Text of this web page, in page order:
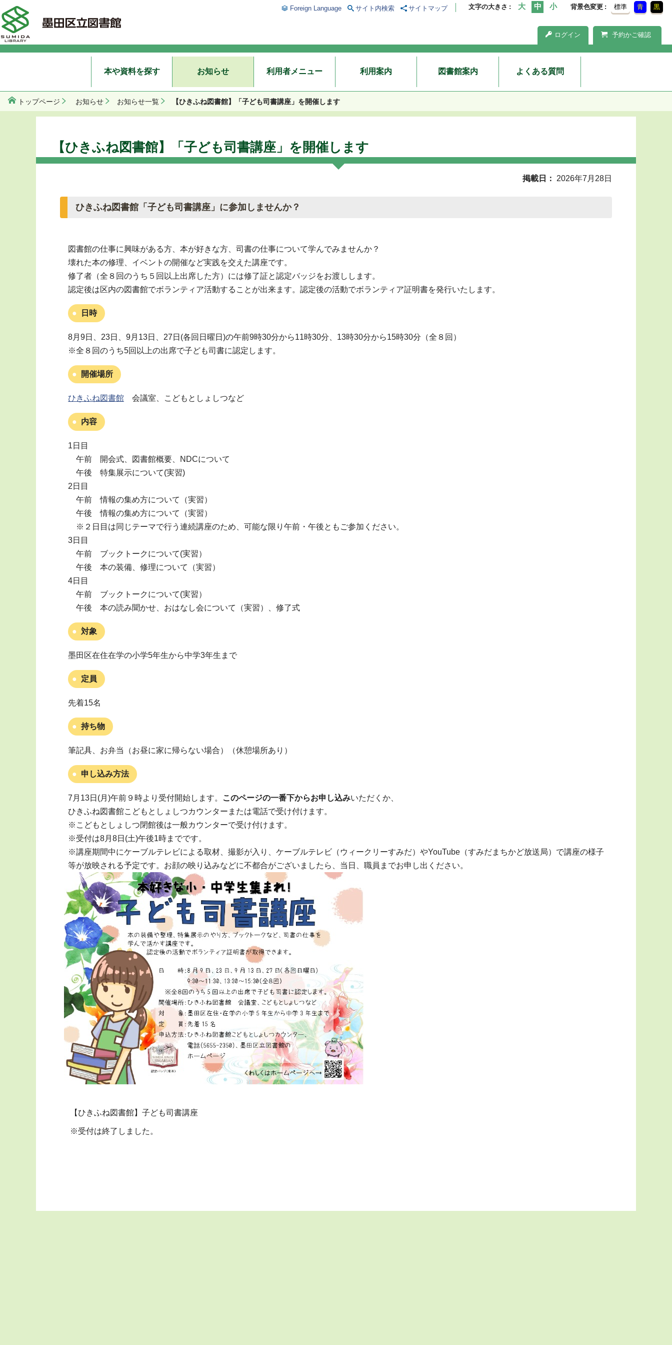
文字の大きさ 背景色変更 標準 青 黒
ログイン 予約かご確認
Foreign Language サイト内検索 サイトマップ
本や資料を探す お知らせ 利用者メニュー 利用案内 図書館案内 よくある質問
トップページ お知らせ お知らせ一覧 【ひきふね図書館】「子ども司書講座」を開催します
【ひきふね図書館】「子ども司書講座」を開催します
掲載日 2026年7月28日
ひきふね図書館「子ども司書講座」に参加しませんか？
図書館の仕事に興味がある方、本が好きな方、司書の仕事について学んでみませんか？
壊れた本の修理、イベントの開催など実践を交えた講座です。
修了者（全８回のうち５回以上出席した方）には修了証と認定バッジをお渡しします。
認定後は区内の図書館でボランティア活動することが出来ます。認定後の活動でボランティア証明書を発行いたします。
日時
8月9日、23日、9月13日、27日(各回日曜日)の午前9時30分から11時30分、13時30分から15時30分（全８回）
※全８回のうち5回以上の出席で子ども司書に認定します。
開催場所
ひきふね図書館 会議室、こどもとしょしつなど
内容
1日目
午前 開会式、図書館概要、NDCについて
午後 特集展示について(実習)
2日目
午前 情報の集め方について（実習）
午後 情報の集め方について（実習）
※２日目は同じテーマで行う連続講座のため、可能な限り午前・午後ともご参加ください。
3日目
午前 ブックトークについて(実習）
午後 本の装備、修理について（実習）
4日目
午前 ブックトークについて(実習）
午後 本の読み聞かせ、おはなし会について（実習）、修了式
対象
墨田区在住在学の小学5年生から中学3年生まで
定員
先着15名
持ち物
筆記具、お弁当（お昼に家に帰らない場合）（休憩場所あり）
申し込み方法
7月13日(月)午前９時より受付開始します。 このページの一番下からお申し込みいただくか、
ひきふね図書館こどもとしょしつカウンターまたは電話で受け付けます。
※こどもとしょしつ閉館後は一般カウンターで受け付けます。
※受付は8月8日(土)午後1時までです。
※講座期間中にケーブルテレビによる取材、撮影が入り、ケーブルテレビ（ウィークリーすみだ）やYouTube（すみだまちかど放送局）で講座の様子
等が放映される予定です。お顔の映り込みなどに不都合がございましたら、当日、職員までお申し出ください。
【ひきふね図書館】子ども司書講座
※受付は終了しました。